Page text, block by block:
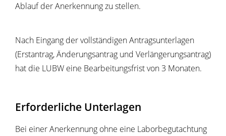
Ablauf der Anerkennung zu stellen.
Nach Eingang der vollständigen Antragsunterlagen
(Erstantrag, Änderungsantrag und Verlängerungsantrag)
hat die LUBW eine Bearbeitungsfrist von 3 Monaten.
Erforderliche Unterlagen
Bei einer Anerkennung ohne eine Laborbegutachtung